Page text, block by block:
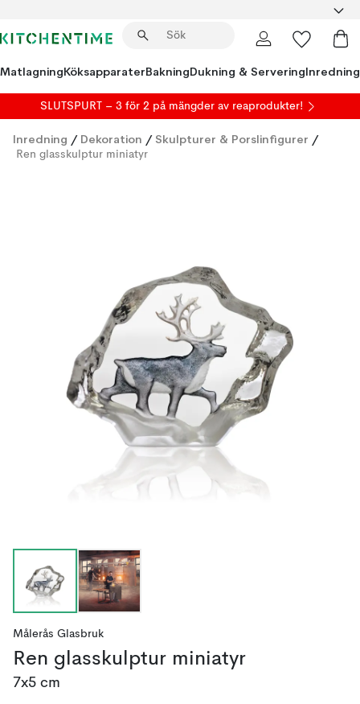
MatlagningKöksapparaterBakningDukning & ServeringInredning
SLUTSPURT – 3 för 2 på mängder av reaprodukter!
Inredning / Dekoration / Skulpturer & Porslinfigurer /
Ren glasskulptur miniatyr
Målerås Glasbruk
Ren glasskulptur miniatyr
7x5 cm